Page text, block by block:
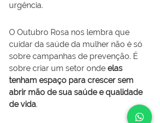
urgência.
O Outubro Rosa nos lembra que
cuidar da saúde da mulher não é só
sobre campanhas de prevenção. É
sobre criar um setor onde elas
tenham espaço para crescer sem
abrir mão de sua saúde e qualidade
de vida.